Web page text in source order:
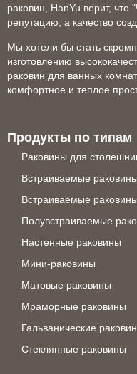
раковин, HanYu верит, что
репутацию, а качество
Мы хотели бы стать
изготовлению
раковин для ванных
комфортное и теплое
Продукты по типам
Раковины для
Встраиваемые раковины
Встраиваемые раковины
Полувстраиваемые
Настенные раковины
Мини-раковины
Матовые раковины
Мраморные раковины
Гальванические
Стеклянные раковины